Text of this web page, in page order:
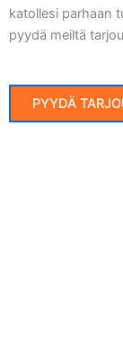
katollesi parhaan
pyydä meiltä
PYYDÄ